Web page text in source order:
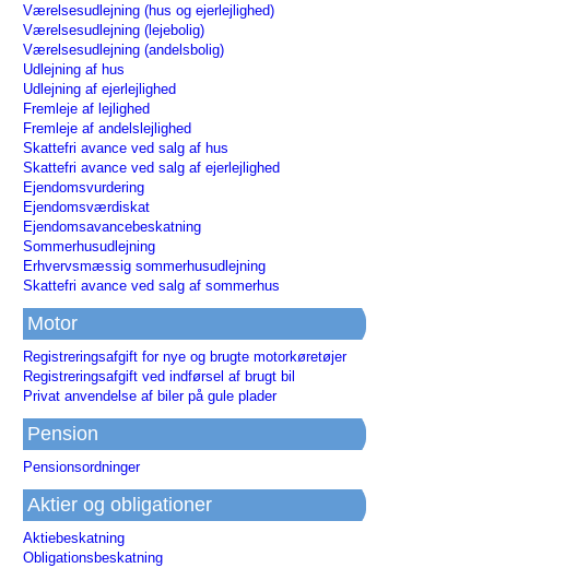
Værelsesudlejning (hus og ejerlejlighed)
Værelsesudlejning (lejebolig)
Værelsesudlejning (andelsbolig)
Udlejning af hus
Udlejning af ejerlejlighed
Fremleje af lejlighed
Fremleje af andelslejlighed
Skattefri avance ved salg af hus
Skattefri avance ved salg af ejerlejlighed
Ejendomsvurdering
Ejendomsværdiskat
Ejendomsavancebeskatning
Sommerhusudlejning
Erhvervsmæssig sommerhusudlejning
Skattefri avance ved salg af sommerhus
Motor
Registreringsafgift for nye og brugte motorkøretøjer
Registreringsafgift ved indførsel af brugt bil
Privat anvendelse af biler på gule plader
Pension
Pensionsordninger
Aktier og obligationer
Aktiebeskatning
Obligationsbeskatning